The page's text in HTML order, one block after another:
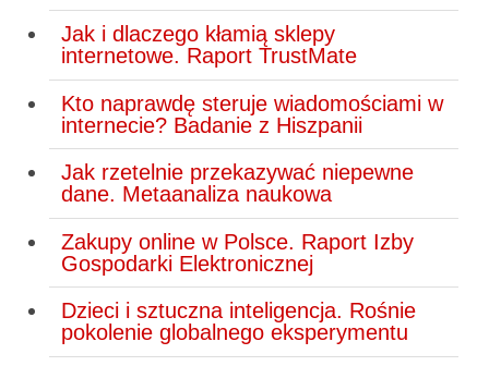
Jak i dlaczego kłamią sklepy
internetowe. Raport TrustMate
Kto naprawdę steruje wiadomościami w
internecie? Badanie z Hiszpanii
Jak rzetelnie przekazywać niepewne
dane. Metaanaliza naukowa
Zakupy online w Polsce. Raport Izby
Gospodarki Elektronicznej
Dzieci i sztuczna inteligencja. Rośnie
pokolenie globalnego eksperymentu